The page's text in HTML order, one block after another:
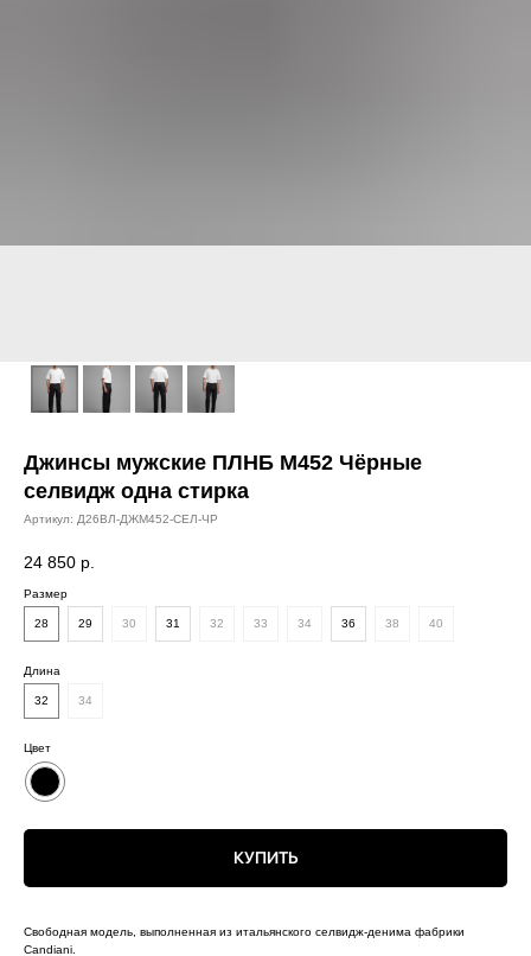
Джинсы мужские ПЛНБ М452 Чёрные
селвидж одна стирка
Артикул: Д26ВЛ-ДЖМ452-СЕЛ-ЧР
24 850 р.
Размер
28 29 30 31 32 33 34 36 38 40
Длина
32 34
Цвет
КУПИТЬ
Свободная модель, выполненная из итальянского селвидж-денима фабрики
Candiani.